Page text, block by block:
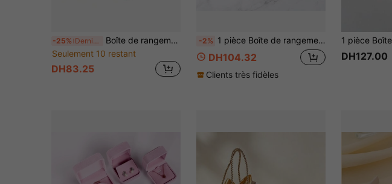
-25% Derniers 2 jours
Boîte de rangement pour bijoux à 1 tiroir, peut ranger les bagues, les boucles d'oreilles, les pendentifs, les colliers, les bracelets et autres bijoux, boîte d'emballage cadeau pour la Saint-Valentin et le Nouvel An
Seulement 10 restant
DH83.25
-2% 1 pièce Boîte de rangement pour bague/bracelet/collier/bijoux synthétique doré
DH104.32
Clients très fidèles
DH127.00